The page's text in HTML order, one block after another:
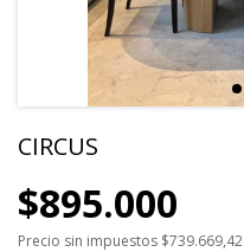
CIRCUS
$895.000
Precio sin impuestos $739.669,42